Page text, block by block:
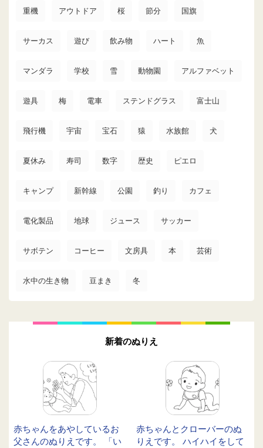
重機 アウトドア 桜 節分 国旗
サーカス 遊び 飲み物 ハート 魚
マンダラ 学校 雪 動物園 アルファベット
遊具 梅 電車 ステンドグラス 富士山
飛行機 宇宙 宝石 猿 水族館 犬
夏休み 寿司 数字 歴史 ピエロ
キャンプ 新幹線 公園 釣り カフェ
電化製品 地球 ジュース サッカー
サボテン コーヒー 文房具 本 芸術
水中の生き物 豆まき 冬
新着のぬりえ
赤ちゃんをあやしているお
父さんのぬりえです。 「い
赤ちゃんとクローバーのぬ
りえです。 ハイハイをして